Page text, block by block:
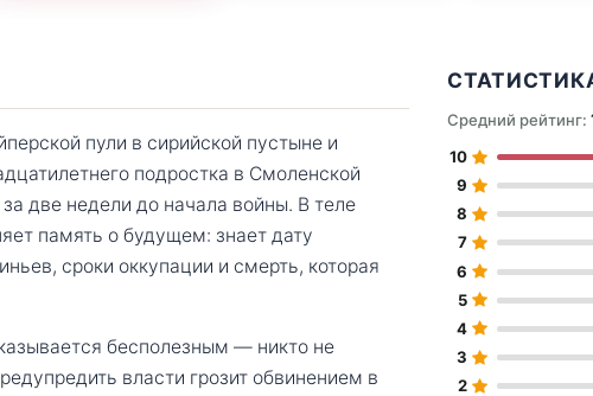
пули в сирийской пустыне и
подростка в Смоленской
две недели до начала войны. В теле
память о будущем: знает дату
сроки оккупации и смерть, которая
бесполезным — никто не
власти грозит обвинением в
Средний рейтинг:
10
9
8
7
6
5
4
3
2